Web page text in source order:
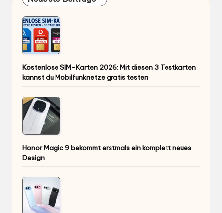
Kostenlose SIM-Karten 2026: Mit diesen 3 Testkarten
kannst du Mobilfunknetze gratis testen
Honor Magic 9 bekommt erstmals ein komplett neues
Design